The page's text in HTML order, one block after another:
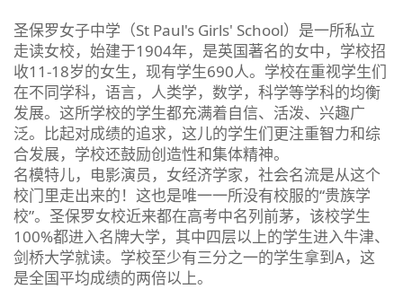
圣保罗女子中学（St Paul's Girls' School）是一所私立
走读女校，始建于1904年，是英国著名的女中，学校招
收11-18岁的女生，现有学生690人。学校在重视学生们
在不同学科，语言，人类学，数学，科学等学科的均衡
发展。这所学校的学生都充满着自信、活泼、兴趣广
泛。比起对成绩的追求，这儿的学生们更注重智力和综
合发展，学校还鼓励创造性和集体精神。
名模特儿，电影演员，女经济学家，社会名流是从这个
校门里走出来的！这也是唯一一所没有校服的“贵族学
校”。圣保罗女校近来都在高考中名列前茅，该校学生
100%都进入名牌大学，其中四层以上的学生进入牛津、
剑桥大学就读。学校至少有三分之一的学生拿到A，这
是全国平均成绩的两倍以上。